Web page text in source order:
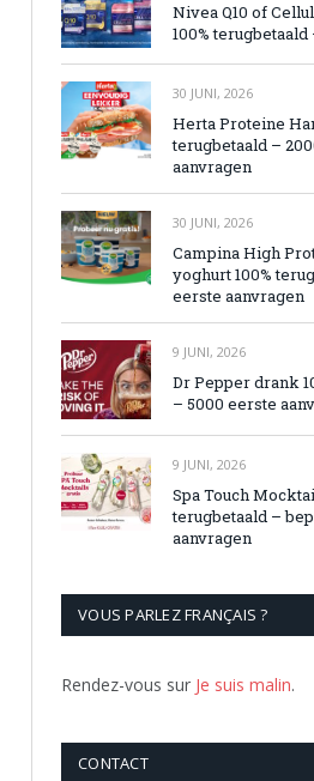
Nivea Q10 of
100%
30 JUNI, 2026
Herta Proteine
terugbetaald –
aanvragen
30 JUNI, 2026
Campina High
yoghurt 100%
eerste aanvragen
9 JUNI, 2026
Dr Pepper drank
– 5000 eerste
9 JUNI, 2026
Spa Touch
terugbetaald –
aanvragen
VOUS PARLEZ FRANÇAIS ?
Rendez-vous sur Je suis malin.
CONTACT